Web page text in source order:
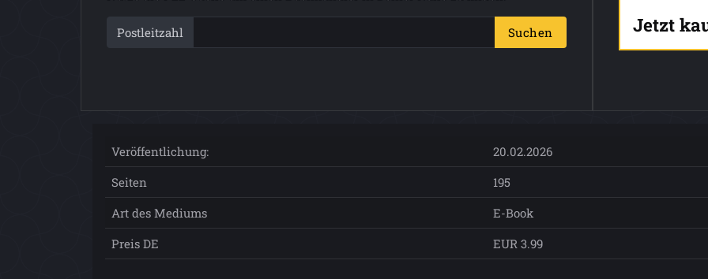
Postleitzahl Suchen Jetzt
Veröffentlichung:
20.02.2026
Seiten
195
Art des Mediums
E-Book
Preis DE
EUR 3.99